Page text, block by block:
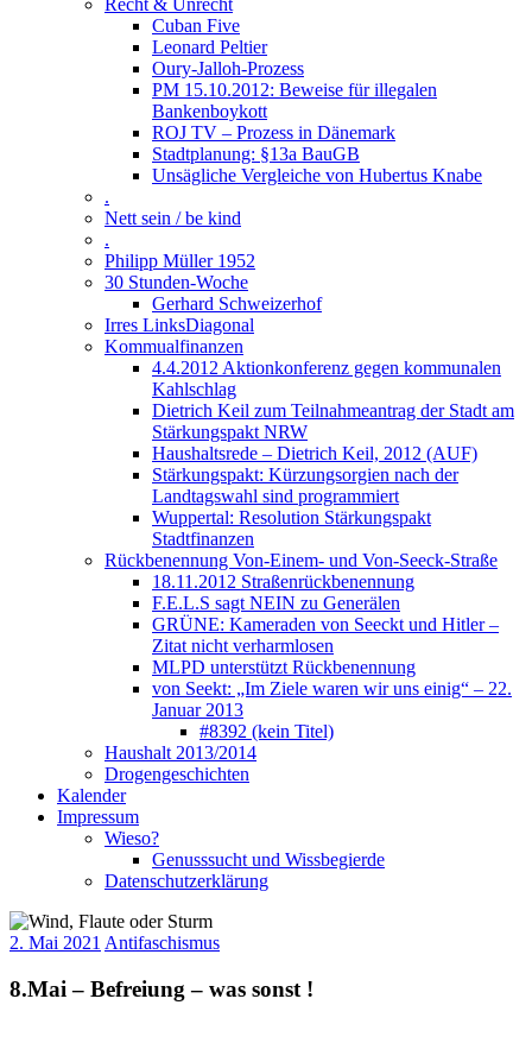
Recht & Unrecht
Cuban Five
Leonard Peltier
Oury-Jalloh-Prozess
PM 15.10.2012: Beweise für illegalen
Bankenboykott
ROJ TV – Prozess in Dänemark
Stadtplanung: §13a BauGB
Unsägliche Vergleiche von Hubertus Knabe
.
Nett sein / be kind
.
Philipp Müller 1952
30 Stunden-Woche
Gerhard Schweizerhof
Irres LinksDiagonal
Kommualfinanzen
4.4.2012 Aktionkonferenz gegen kommunalen
Kahlschlag
Dietrich Keil zum Teilnahmeantrag der Stadt am
Stärkungspakt NRW
Haushaltsrede – Dietrich Keil, 2012 (AUF)
Stärkungspakt: Kürzungsorgien nach der
Landtagswahl sind programmiert
Wuppertal: Resolution Stärkungspakt
Stadtfinanzen
Rückbenennung Von-Einem- und Von-Seeck-Straße
18.11.2012 Straßenrückbenennung
F.E.L.S sagt NEIN zu Generälen
GRÜNE: Kameraden von Seeckt und Hitler –
Zitat nicht verharmlosen
MLPD unterstützt Rückbenennung
von Seekt: „Im Ziele waren wir uns einig“ – 22.
Januar 2013
#8392 (kein Titel)
Haushalt 2013/2014
Drogengeschichten
Kalender
Impressum
Wieso?
Genusssucht und Wissbegierde
Datenschutzerklärung
2. Mai 2021 Antifaschismus
8.Mai – Befreiung – was sonst !